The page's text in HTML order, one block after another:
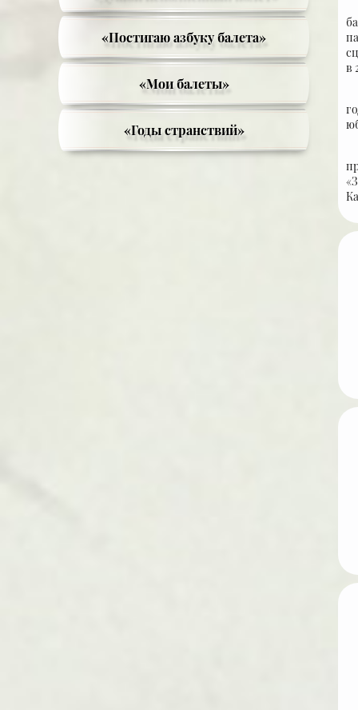
«Постигаю азбуку балета»
«Мои балеты»
«Годы странствий»
в